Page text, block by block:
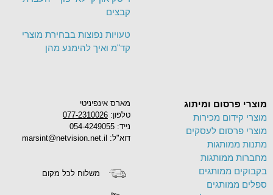
מארס אינפיניטי
טלפון: 077-2310026
נייד: 054-4249055
דוא"ל: marsint@netvision.net.il
משלוח לכל מקום
מוצרי פרסום ומיתוג
מוצרי קידום מכירות
מוצרי פרסום לעסקים
מתנות ממותגות
מחברות ממותגות
בקבוקים ממותגים
ספלים ממותגים
קבצים
טעויות נפוצות בבחירת מוצרי
קד"מ ואיך להימנע מהן